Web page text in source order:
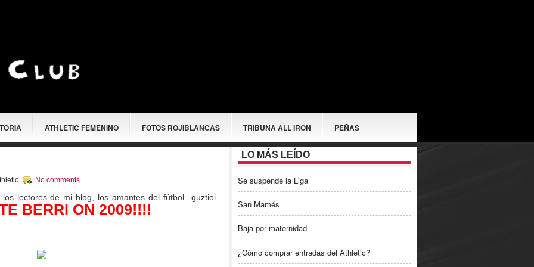
ATHLETIC FEMENINO FOTOS ROJIBLANCAS TRIBUNA ALL IRON PEÑAS
No comments
lectores de mi blog, los amantes del fútbol...guztioi...
BERRI ON 2009!!!!
LO MÁS LEÍDO
Se suspende la Liga
San Mamés
Baja por maternidad
¿Cómo comprar entradas del Athletic?